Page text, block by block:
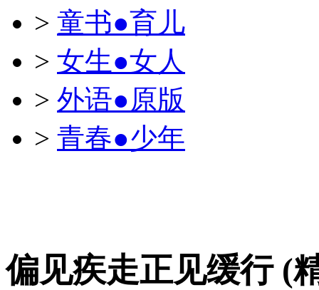
> 童书●育儿
> 女生●女人
> 外语●原版
> 青春●少年
偏见疾走正见缓行 (